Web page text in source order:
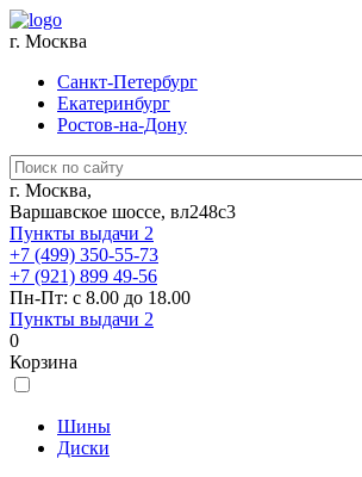
г. Москва
Санкт-Петербург
Екатеринбург
Ростов-на-Дону
г. Москва,
Варшавское шоссе, вл248с3
Пункты выдачи 2
+7 (499) 350-55-73
+7 (921) 899 49-56
Пн-Пт: с 8.00 до 18.00
Пункты выдачи 2
0
Корзина
Шины
Диски